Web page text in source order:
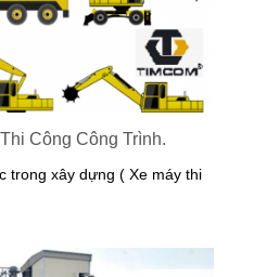
Công Công Trình.
trong xây dựng ( Xe máy thi